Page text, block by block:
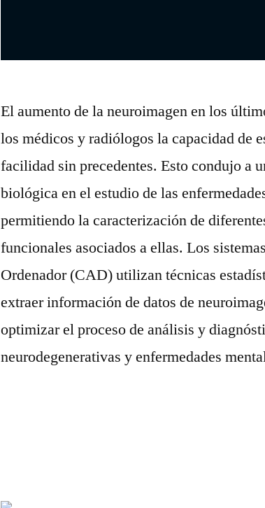
El aumento de la neuroimagen en los
los médicos y radiólogos la capacidad de
facilidad sin precedentes. Esto condujo a
biológica en el estudio de las
permitiendo la caracterización de
funcionales asociados a ellas. Los
Ordenador (CAD) utilizan técnicas
extraer información de datos de
optimizar el proceso de análisis y
neurodegenerativas y enfermedades